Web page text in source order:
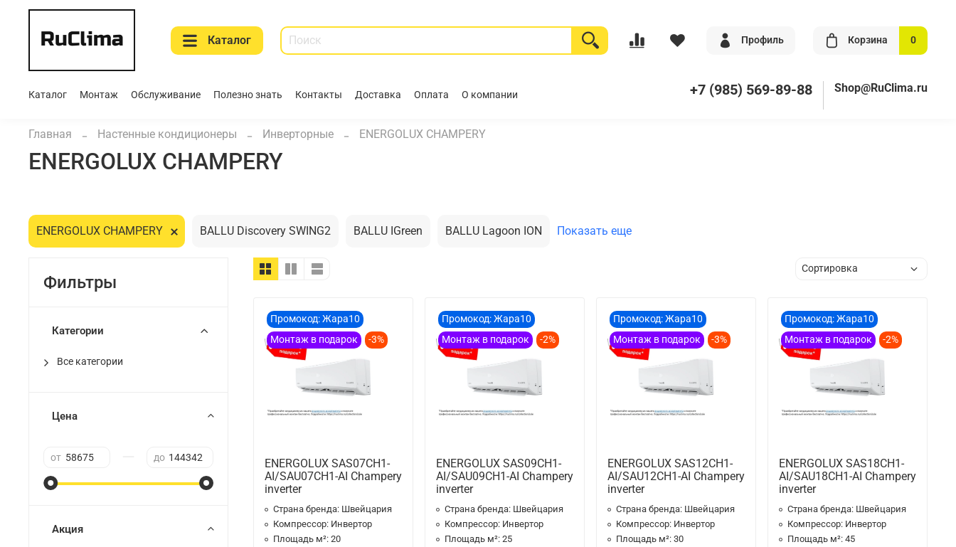
Каталог Профиль Корзина 0
Каталог Монтаж Обслуживание Полезно знать Контакты Доставка Оплата О компании +7 (985) 569-89-88 Shop@RuClima.ru
Главная Настенные кондиционеры Инверторные ENERGOLUX CHAMPERY
ENERGOLUX CHAMPERY
ENERGOLUX CHAMPERY BALLU Discovery SWING2 BALLU IGreen BALLU Lagoon ION Показать еще
Промокод: Жара10
Монтаж в подарок
-3%
ENERGOLUX SAS07CH1-
AI/SAU07CH1-AI Champery
inverter
Страна бренда: Швейцария
Компрессор: Инвертор
Площадь м²: 20
Промокод: Жара10
Монтаж в подарок
-2%
ENERGOLUX SAS09CH1-
AI/SAU09CH1-AI Champery
inverter
Страна бренда: Швейцария
Компрессор: Инвертор
Площадь м²: 25
Промокод: Жара10
Монтаж в подарок
-3%
ENERGOLUX SAS12CH1-
AI/SAU12CH1-AI Champery
inverter
Страна бренда: Швейцария
Компрессор: Инвертор
Площадь м²: 30
Промокод: Жара10
Монтаж в подарок
-2%
ENERGOLUX SAS18CH1-
AI/SAU18CH1-AI Champery
inverter
Страна бренда: Швейцария
Компрессор: Инвертор
Площадь м²: 45
Фильтры
Категории
Все категории
Цена
от до
Акция